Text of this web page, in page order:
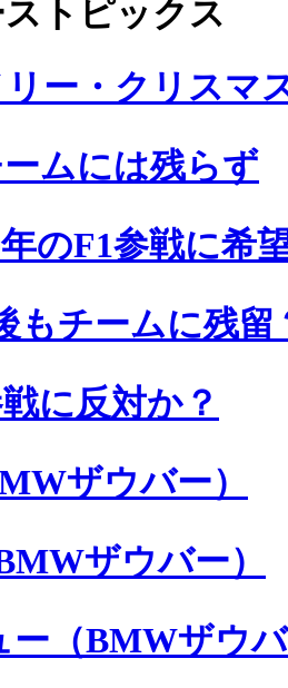
トピックス
ー・クリスマ
ムには残らず
のF1参戦に希
もチームに残留
に反対か？
ザウバー）
ザウバー）
（BMWザウバ